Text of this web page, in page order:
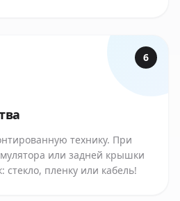
6
технику. При
или задней крышки
пленку или кабель!